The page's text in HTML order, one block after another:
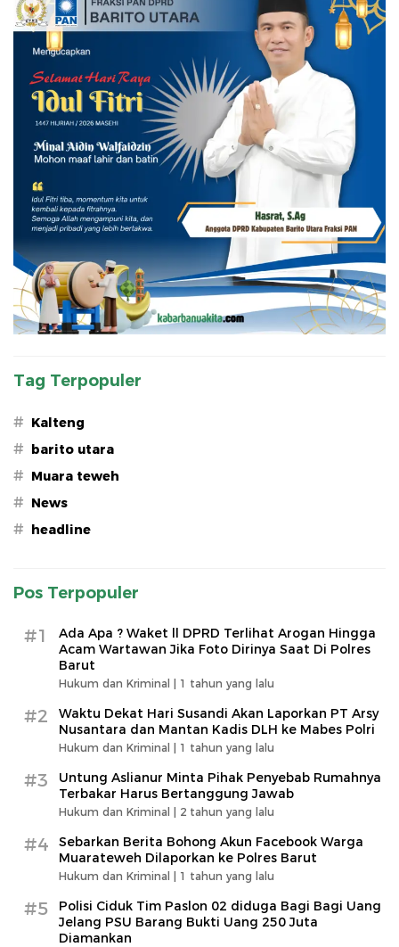
Tag Terpopuler
# Kalteng
# barito utara
# Muara teweh
# News
# headline
Pos Terpopuler
#1
Ada Apa ? Waket ll DPRD Terlihat Arogan Hingga
Acam Wartawan Jika Foto Dirinya Saat Di Polres
Barut
Hukum dan Kriminal | 1 tahun yang lalu
#2
Waktu Dekat Hari Susandi Akan Laporkan PT Arsy
Nusantara dan Mantan Kadis DLH ke Mabes Polri
Hukum dan Kriminal | 1 tahun yang lalu
#3
Untung Aslianur Minta Pihak Penyebab Rumahnya
Terbakar Harus Bertanggung Jawab
Hukum dan Kriminal | 2 tahun yang lalu
#4
Sebarkan Berita Bohong Akun Facebook Warga
Muarateweh Dilaporkan ke Polres Barut
Hukum dan Kriminal | 1 tahun yang lalu
#5
Polisi Ciduk Tim Paslon 02 diduga Bagi Bagi Uang
Jelang PSU Barang Bukti Uang 250 Juta
Diamankan